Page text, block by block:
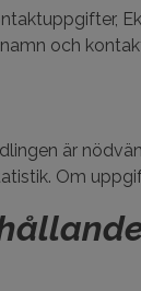
och
är
Om